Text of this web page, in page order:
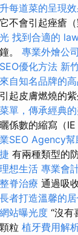
升每道菜的呈現
它不會引起痤瘡
光 找到合適的
鐘。 專業外燴公
SEO優化方法 新
來自知名品牌的
引起皮膚燃燒的紫
菜單，傳承經典
曬係數的縮寫（IE
業SEO Agency幫
捷 有兩種類型的
理想生活 專業會
整脊治療 通過吸
長者打造溫馨的
網站曝光度 “沒有
顆粒 植牙費用解